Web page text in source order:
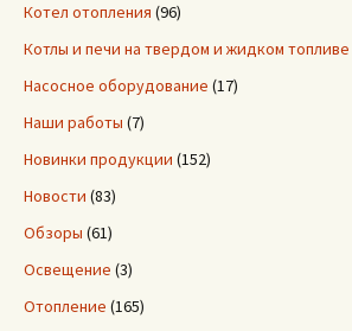
Котел отопления (96)
Котлы и печи на твердом и жидком топливе
Насосное оборудование (17)
Наши работы (7)
Новинки продукции (152)
Новости (83)
Обзоры (61)
Освещение (3)
Отопление (165)